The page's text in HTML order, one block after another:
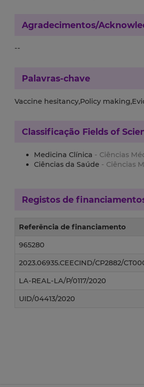
Agradecimentos/
--
Palavras-chave
Vaccine hesitancy,Policy
Classificação Fields of
Medicina Clínica - Ciências
Ciências da Saúde - Ciências
Registos de
Referência de financiamento
965280
2023.06935.CEECIND/CP2882/
LA-REAL-LA/P/0117/2020
UID/04413/2020